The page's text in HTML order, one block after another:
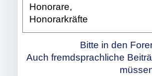
Honorare,
Honorarkräfte
Bitte in den
Auch fremdsprachliche